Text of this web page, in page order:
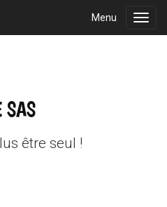
Menu
SAS
être seul !